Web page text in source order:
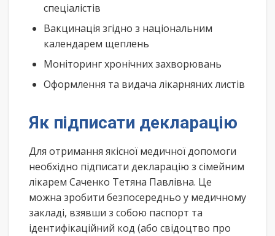
спеціалістів
Вакцинація згідно з національним
календарем щеплень
Моніторинг хронічних захворювань
Оформлення та видача лікарняних листів
Як підписати декларацію
Для отримання якісної медичної допомоги
необхідно підписати декларацію з сімейним
лікарем Саченко Тетяна Павлівна. Це
можна зробити безпосередньо у медичному
закладі, взявши з собою паспорт та
ідентифікаційний код (або свідоцтво про